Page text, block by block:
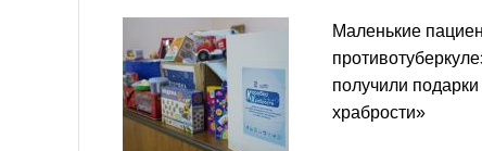
Маленькие
получили
храбрости»